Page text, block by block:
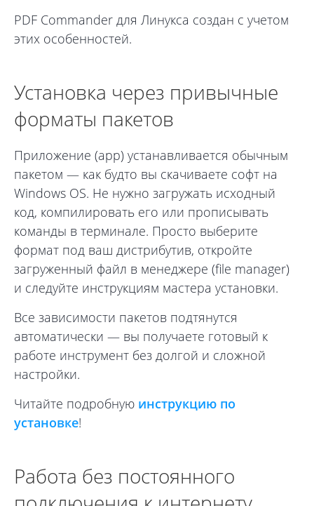
PDF Commander для Линукса создан с учетом
этих особенностей.
Установка через привычные
форматы пакетов
Приложение (app) устанавливается обычным
пакетом — как будто вы скачиваете софт на
Windows OS. Не нужно загружать исходный
код, компилировать его или прописывать
команды в терминале. Просто выберите
формат под ваш дистрибутив, откройте
загруженный файл в менеджере (file manager)
и следуйте инструкциям мастера установки.
Все зависимости пакетов подтянутся
автоматически — вы получаете готовый к
работе инструмент без долгой и сложной
настройки.
Читайте подробную инструкцию по
установке!
Работа без постоянного